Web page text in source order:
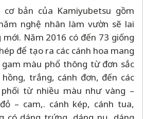
cơ bản của Kamiyubetsu gồm
nghệ nhân làm vườn sẽ lai
Năm 2016 có đến 73 giống
để tạo ra các cánh hoa mang
gam màu phổ thông từ đơn sắc
trắng, cánh đơn, đến các
từ nhiều màu như vàng –
– cam,. cánh kép, cánh tua,